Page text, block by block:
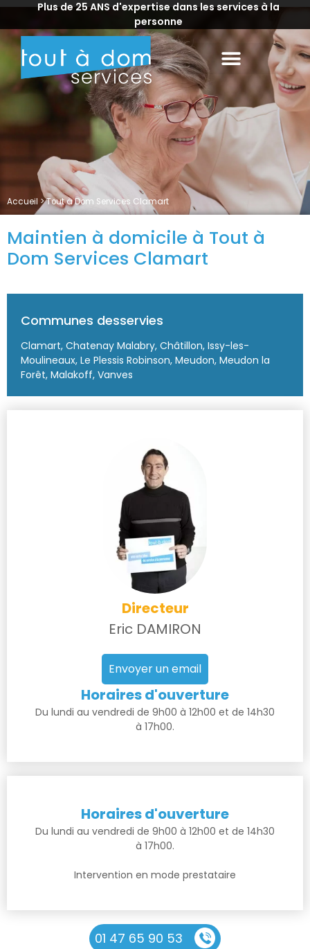
Plus de 25 ANS d'expertise dans les services à la
personne
Accueil >Tout à Dom Services Clamart
Maintien à domicile à Tout à
Dom Services Clamart
Communes desservies
Clamart, Chatenay Malabry, Châtillon, Issy-les-
Moulineaux, Le Plessis Robinson, Meudon, Meudon la
Forêt, Malakoff, Vanves
Directeur
Eric DAMIRON
Envoyer un email
Horaires d'ouverture
Du lundi au vendredi de 9h00 à 12h00 et de 14h30
à 17h00.
Horaires d'ouverture
Du lundi au vendredi de 9h00 à 12h00 et de 14h30
à 17h00.
Intervention en mode prestataire
01 47 65 90 53